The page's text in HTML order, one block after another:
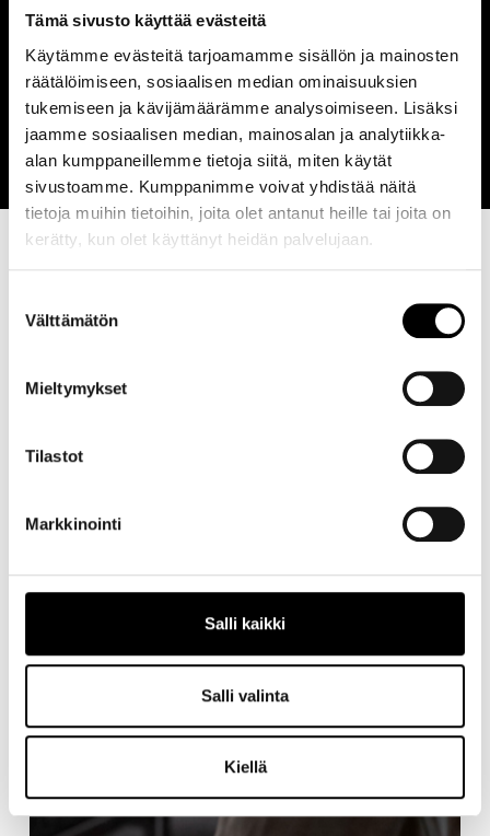
Tämä sivusto käyttää evästeitä
Käytämme evästeitä tarjoamamme sisällön ja mainosten
räätälöimiseen, sosiaalisen median ominaisuuksien
tukemiseen ja kävijämäärämme analysoimiseen. Lisäksi
jaamme sosiaalisen median, mainosalan ja analytiikka-
alan kumppaneillemme tietoja siitä, miten käytät
sivustoamme. Kumppanimme voivat yhdistää näitä
tietoja muihin tietoihin, joita olet antanut heille tai joita on
kerätty, kun olet käyttänyt heidän palvelujaan.
valinta
Välttämätön
Mieltymykset
Tilastot
Markkinointi
Salli kaikki
Salli valinta
Kiellä
M Cut Student™ (32,40 €)
Hiustenleikkaus,pesu ja viimeistely. (ovh.
-10% ma-ke.) Koululaisille tai
opiskelijakortilla.
36 €